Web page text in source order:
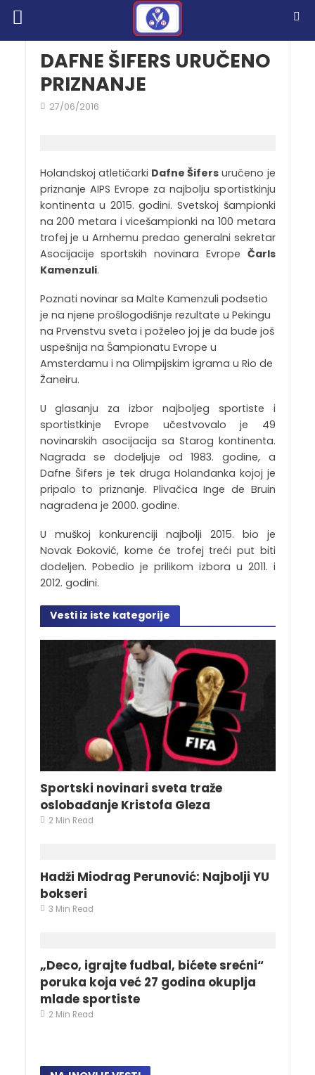
DAFNE ŠIFERS URUČENO
PRIZNANJE
27/06/2016
Holandskoj atletičarki Dafne Šifers uručeno je
priznanje AIPS Evrope za najbolju sportistkinju
kontinenta u 2015. godini. Svetskoj šampionki
na 200 metara i vicešampionki na 100 metara
trofej je u Arnhemu predao generalni sekretar
Asocijacije sportskih novinara Evrope Čarls
Kamenzuli.
Poznati novinar sa Malte Kamenzuli podsetio
je na njene prošlogodišnje rezultate u Pekingu
na Prvenstvu sveta i poželeo joj je da bude još
uspešnija na Šampionatu Evrope u
Amsterdamu i na Olimpijskim igrama u Rio de
Žaneiru.
U glasanju za izbor najboljeg sportiste i
sportistkinje Evrope učestvovalo je 49
novinarskih asocijacija sa Starog kontinenta.
Nagrada se dodeljuje od 1983. godine, a
Dafne Šifers je tek druga Holanđanka kojoj je
pripalo to priznanje. Plivačica Inge de Bruin
nagrađena je 2000. godine.
U muškoj konkurenciji najbolji 2015. bio je
Novak Đoković, kome će trofej treći put biti
dodeljen. Pobedio je prilikom izbora u 2011. i
2012. godini.
Vesti iz iste kategorije
Sportski novinari sveta traže
oslobađanje Kristofa Gleza
2 Min Read
Hadži Miodrag Perunović: Najbolji YU
bokseri
3 Min Read
„Deco, igrajte fudbal, bićete srećni“
poruka koja već 27 godina okuplja
mlade sportiste
2 Min Read